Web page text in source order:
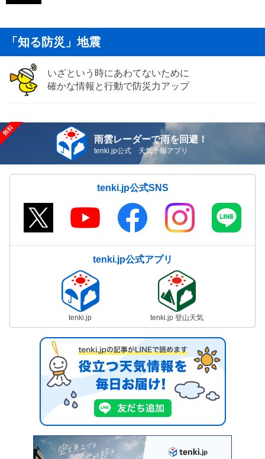
「知る防災」地震
いざという時にあわてないために
確かな情報と行動で防災力アップ
雨雲レーダーで雨を回避！
tenki.jp公式 天気予報アプリ
tenki.jp公式SNS
tenki.jp公式アプリ
tenki.jp tenki.jp 登山天気